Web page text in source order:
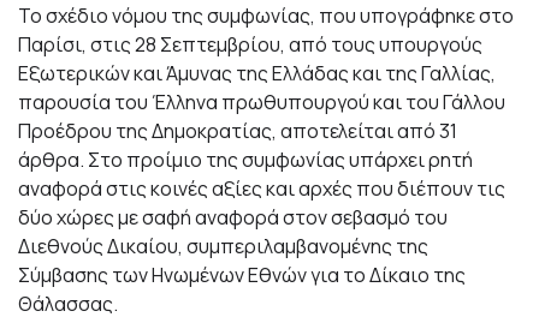
Το σχέδιο νόμου της συμφωνίας, που υπογράφηκε στο
Παρίσι, στις 28 Σεπτεμβρίου, από τους υπουργούς
Εξωτερικών και Άμυνας της Ελλάδας και της Γαλλίας,
παρουσία του Έλληνα πρωθυπουργού και του Γάλλου
Προέδρου της Δημοκρατίας, αποτελείται από 31
άρθρα. Στο προίμιο της συμφωνίας υπάρχει ρητή
αναφορά στις κοινές αξίες και αρχές που διέπουν τις
δύο χώρες με σαφή αναφορά στον σεβασμό του
Διεθνούς Δικαίου, συμπεριλαμβανομένης της
Σύμβασης των Ηνωμένων Εθνών για το Δίκαιο της
Θάλασσας.